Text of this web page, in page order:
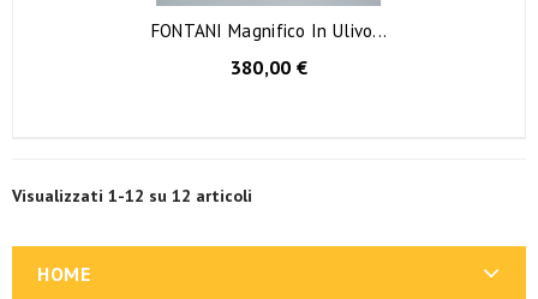
FONTANI Magnifico In Ulivo...
380,00 €
Visualizzati 1-12 su 12 articoli
HOME